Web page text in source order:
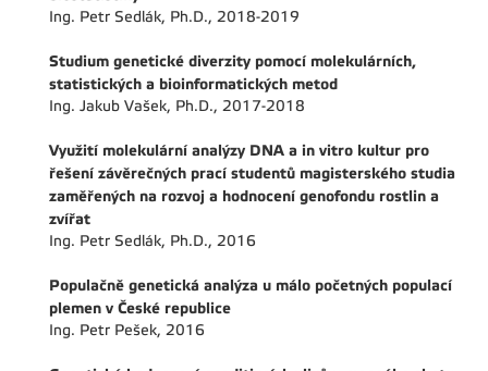
Ing. Petr Sedlák, Ph.D., 2018-2019
Studium genetické diverzity pomocí molekulárních,
statistických a bioinformatických metod
Ing. Jakub Vašek, Ph.D., 2017-2018
Využití molekulární analýzy DNA a in vitro kultur pro
řešení závěrečných prací studentů magisterského studia
zaměřených na rozvoj a hodnocení genofondu rostlin a
zvířat
Ing. Petr Sedlák, Ph.D., 2016
Populačně genetická analýza u málo početných populací
plemen v České republice
Ing. Petr Pešek, 2016